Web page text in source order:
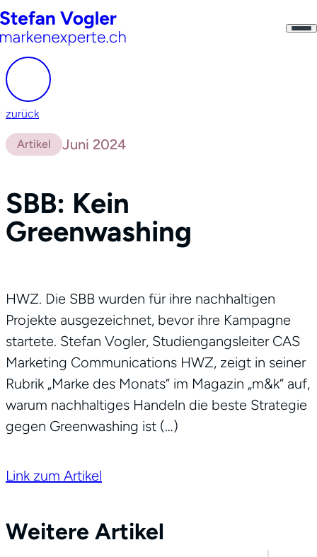
zurück
Artikel Juni 2024
SBB: Kein
Greenwashing
HWZ. Die SBB wurden für ihre nachhaltigen
Projekte ausgezeichnet, bevor ihre Kampagne
startete. Stefan Vogler, Studiengangsleiter CAS
Marketing Communications HWZ, zeigt in seiner
Rubrik „Marke des Monats“ im Magazin „m&k“ auf,
warum nachhaltiges Handeln die beste Strategie
gegen Greenwashing ist (…)
Link zum Artikel
Weitere Artikel